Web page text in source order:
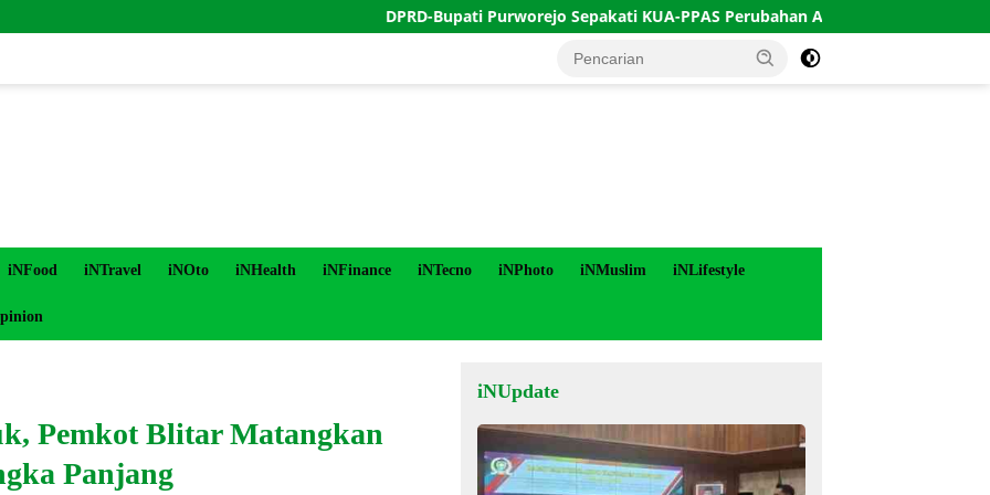
DPRD-Bupati Purworejo Sepakati KUA-PPAS Perubahan APBD 2026
iNFood iNTravel iNOto iNHealth iNFinance iNTecno iNPhoto iNMuslim iNLifestyle
Pemkot Blitar Matangkan
Panjang
iNUpdate